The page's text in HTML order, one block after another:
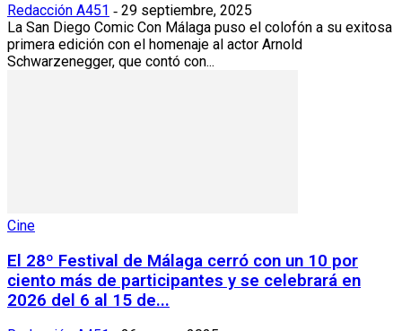
Redacción A451 - 29 septiembre, 2025
La San Diego Comic Con Málaga puso el colofón a su exitosa
primera edición con el homenaje al actor Arnold
Schwarzenegger, que contó con...
Cine
El 28º Festival de Málaga cerró con un 10 por
ciento más de participantes y se celebrará en
2026 del 6 al 15 de...